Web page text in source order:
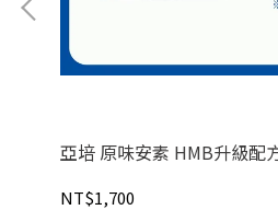
亞培 原味安素 HMB升級配
NT$1,700